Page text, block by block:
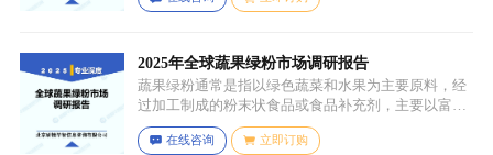
用香精、色素等，以改善口感、延长保质期和调整风
味。
2025年全球蔬果绿粉市场调研报告
蔬果绿粉通常是指以绿色蔬菜和水果为主要原料，经
过加工制成的粉末状食品或食品补充剂，主要以富含
叶绿素、膳食纤维、维生素、矿物质等营养成分的绿
色蔬菜和水果为原料，常见的包括菠菜、羽衣甘蓝、
在线咨询 立即订购